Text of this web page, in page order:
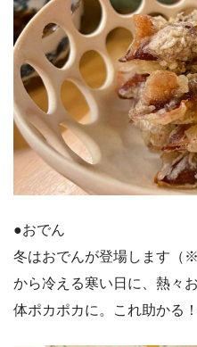
●おでん
冬はおでんが登場します（
から冷える寒い日に、熱々
体ポカポカに。これ助かる